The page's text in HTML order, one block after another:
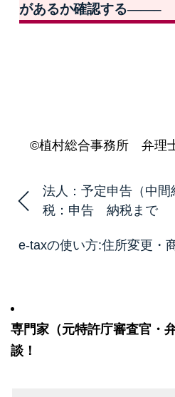
があるか確認する——–
©植村総合事務所 弁理
法人：予定申告（中
税：申告 納税まで
e-taxの使い方:住所変更・
専門家（元特許庁審査官・
談！